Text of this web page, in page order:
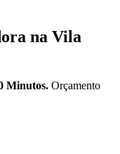
na Vila
Minutos. Orçamento